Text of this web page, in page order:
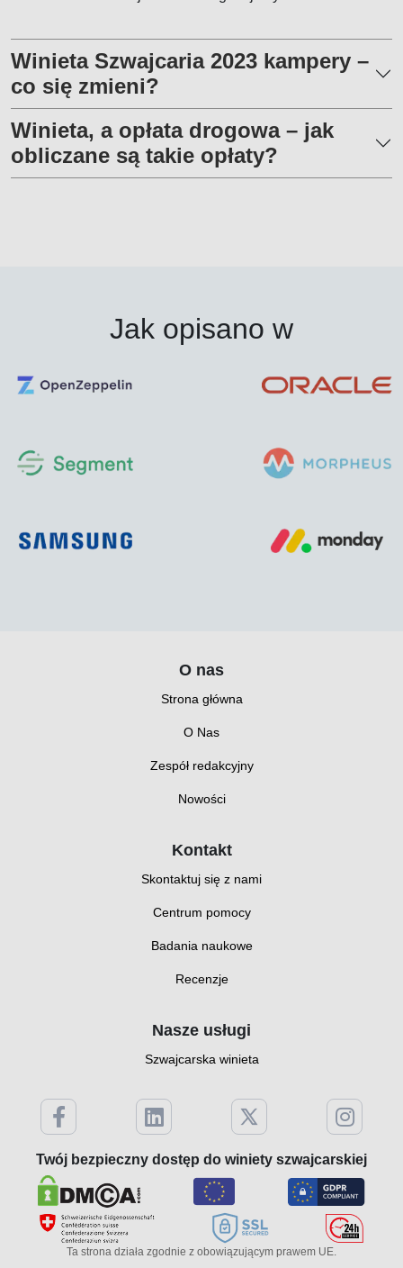
Winieta Szwajcaria 2023 kampery –
co się zmieni?
Winieta, a opłata drogowa – jak
obliczane są takie opłaty?
Jak opisano w
O nas
Strona główna
O Nas
Zespół redakcyjny
Nowości
Kontakt
Skontaktuj się z nami
Centrum pomocy
Badania naukowe
Recenzje
Nasze usługi
Szwajcarska winieta
Twój bezpieczny dostęp do winiety szwajcarskiej
Ta strona działa zgodnie z obowiązującym prawem UE.